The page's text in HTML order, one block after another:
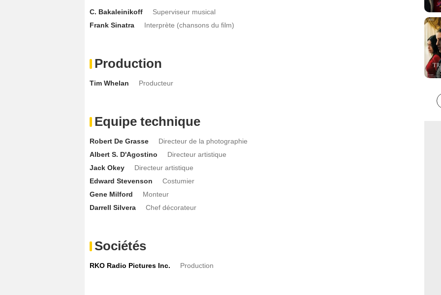
C. Bakaleinikoff
Superviseur musical
Frank Sinatra
Interprète (chansons du film)
Production
Tim Whelan Producteur
Equipe technique
Robert De Grasse
Directeur de la photographie
Albert S. D'Agostino
Directeur artistique
Jack Okey
Directeur artistique
Edward Stevenson
Costumier
Gene Milford
Monteur
Darrell Silvera
Chef décorateur
Sociétés
RKO Radio Pictures Inc. Production